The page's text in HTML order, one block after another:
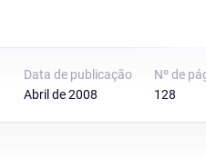
Data de publicação
Abril de 2008
Nº de
128